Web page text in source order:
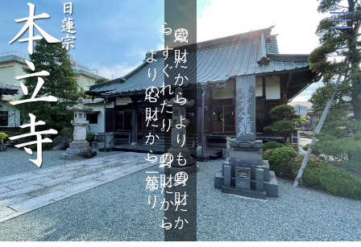
蔵の
財(た
か
ら
)
よ
り
も
身の
財(
た
か
ら)
す
ぐ
れ
た
り
。
身の
財(
た
か
ら
)
より
心の
財(
た
か
ら
)
第一な
り